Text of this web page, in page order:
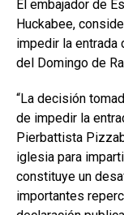
El embajador de
Huckabee,
impedir la entrada
del Domingo de
“La decisión
de impedir la
Pierbattista
iglesia para
constituye un
importantes